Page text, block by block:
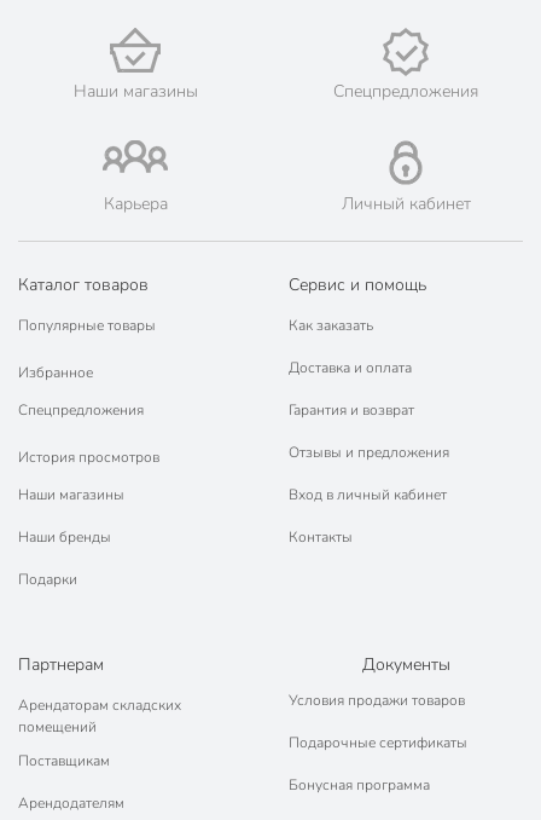
Наши магазины Спецпредложения
Карьера Личный кабинет
Каталог товаров
Популярные товары
Избранное
Спецпредложения
История просмотров
Наши магазины
Наши бренды
Подарки
Сервис и помощь
Как заказать
Доставка и оплата
Гарантия и возврат
Отзывы и предложения
Вход в личный кабинет
Контакты
Партнерам
Арендаторам складских
помещений
Поставщикам
Арендодателям
Документы
Условия продажи товаров
Подарочные сертификаты
Бонусная программа